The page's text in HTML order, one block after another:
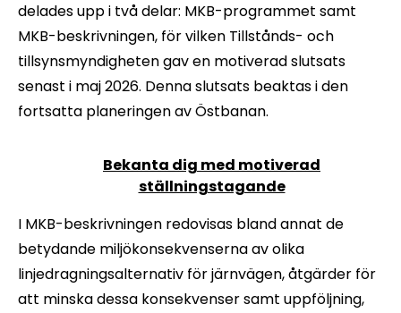
delades upp i två delar: MKB-programmet samt
MKB-beskrivningen, för vilken Tillstånds- och
tillsynsmyndigheten gav en motiverad slutsats
senast i maj 2026. Denna slutsats beaktas i den
fortsatta planeringen av Östbanan.
Bekanta dig med motiverad
ställningstagande
I MKB-beskrivningen redovisas bland annat de
betydande miljökonsekvenserna av olika
linjedragningsalternativ för järnvägen, åtgärder för
att minska dessa konsekvenser samt uppföljning,